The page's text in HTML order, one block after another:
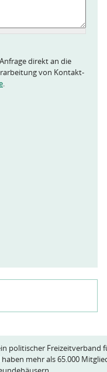
direkt an die
von Kontakt-
.
politischer Freizeitverband
mehr als 65.000